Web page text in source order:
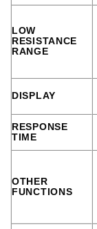
LOW
RESISTANCE
RANGE
DISPLAY
RESPONSE
TIME
OTHER
FUNCTIONS